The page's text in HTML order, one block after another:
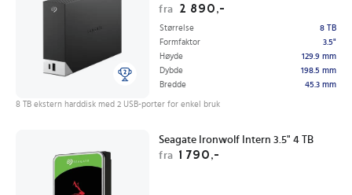
fra
2 890,-
Størrelse
8 TB
Formfaktor
3.5"
Høyde
129.9 mm
Dybde
198.5 mm
Bredde
45.3 mm
8 TB ekstern harddisk med 2 USB-porter for enkel bruk
Seagate Ironwolf Intern 3.5" 4 TB
fra 1 790,-